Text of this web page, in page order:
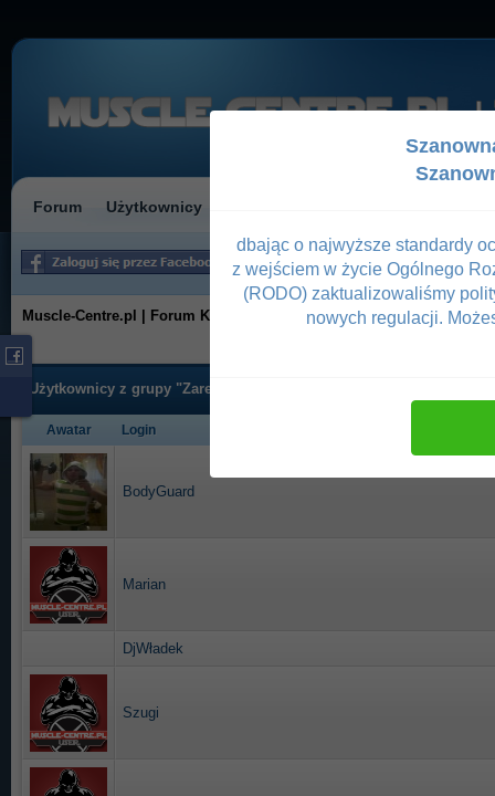
Forum Użytkownicy
Witaj!Logowanie
Muscle-Centre.pl | Forum Kulturystyczne
Użytkownicy z grupy "Zarejestrowani"
Awatar Login
BodyGuard
Marian
DjWładek
Szugi
dbając o najwyższe standardy
z wejściem w życie Ogólnego
(RODO) zaktualizowaliśmy
nowych regulacji.